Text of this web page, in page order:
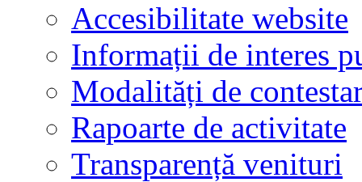
Accesibilitate website
Informații de interes
Modalități de
Rapoarte de activitate
Transparență venituri